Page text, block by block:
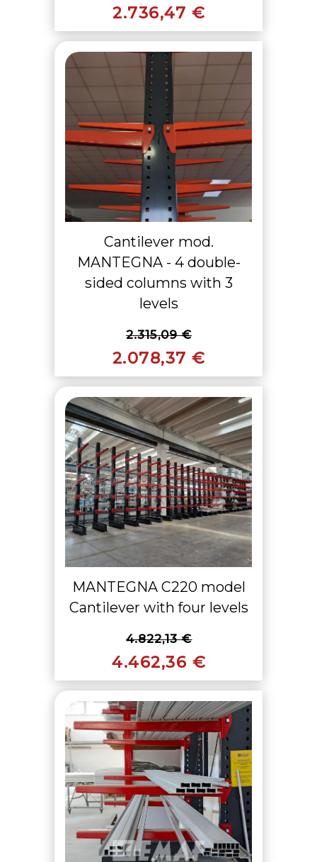
2.736,47 €
Cantilever mod.
MANTEGNA - 4 double-
sided columns with 3
levels
2.315,09 €
2.078,37 €
MANTEGNA C220 model
Cantilever with four levels
4.822,13 €
4.462,36 €